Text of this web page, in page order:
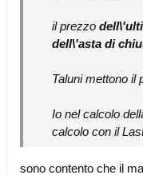
il prezzo
dell\'asta di
Taluni mettono il
Io nel calcolo
calcolo con il
sono contento che il